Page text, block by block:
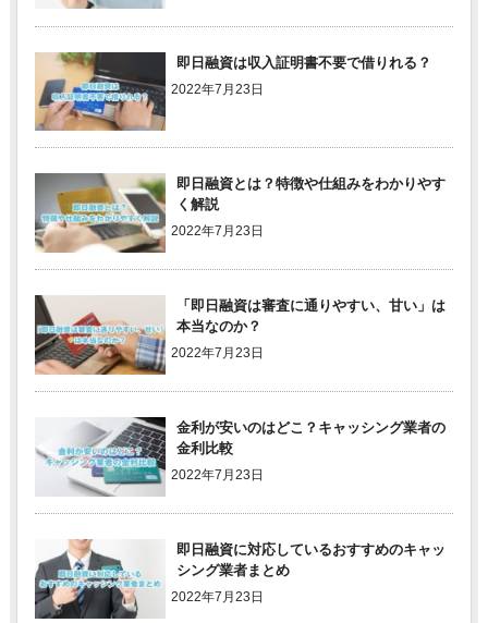
即日融資は収入証明書不要で借りれる？
2022年7月23日
即日融資とは？特徴や仕組みをわかりやす
く解説
2022年7月23日
「即日融資は審査に通りやすい、甘い」は
本当なのか？
2022年7月23日
金利が安いのはどこ？キャッシング業者の
金利比較
2022年7月23日
即日融資に対応しているおすすめのキャッ
シング業者まとめ
2022年7月23日